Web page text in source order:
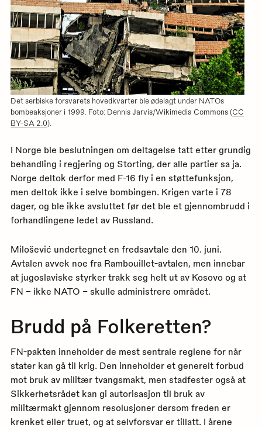
Det serbiske forsvarets hovedkvarter ble ødelagt under NATOs
bombeaksjoner i 1999. Foto: Dennis Jarvis/Wikimedia Commons (CC
BY-SA 2.0).
I Norge ble beslutningen om deltagelse tatt etter grundig
behandling i regjering og Storting, der alle partier sa ja.
Norge deltok derfor med F-16 fly i en støttefunksjon,
men deltok ikke i selve bombingen. Krigen varte i 78
dager, og ble ikke avsluttet før det ble et gjennombrudd i
forhandlingene ledet av Russland.
Milošević undertegnet en fredsavtale den 10. juni.
Avtalen avvek noe fra Rambouillet-avtalen, men innebar
at jugoslaviske styrker trakk seg helt ut av Kosovo og at
FN – ikke NATO – skulle administrere området.
Brudd på Folkeretten?
FN-pakten inneholder de mest sentrale reglene for når
stater kan gå til krig. Den inneholder et generelt forbud
mot bruk av militær tvangsmakt, men stadfester også at
Sikkerhetsrådet kan gi autorisasjon til bruk av
militærmakt gjennom resolusjoner dersom freden er
krenket eller truet, og at selvforsvar er tillatt. I årene